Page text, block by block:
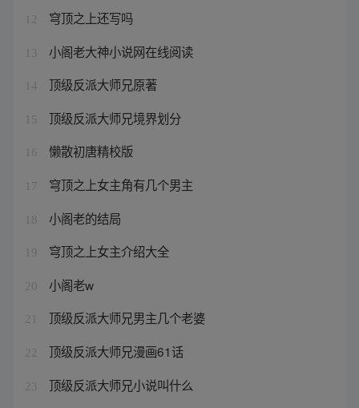
12 穹顶之上还写吗
13 小阁老大神小说网在线阅读
14 顶级反派大师兄原著
15 顶级反派大师兄境界划分
16 懒散初唐精校版
17 穹顶之上女主角有几个男主
18 小阁老的结局
19 穹顶之上女主介绍大全
20 小阁老w
21 顶级反派大师兄男主几个老婆
22 顶级反派大师兄漫画61话
23 顶级反派大师兄小说叫什么